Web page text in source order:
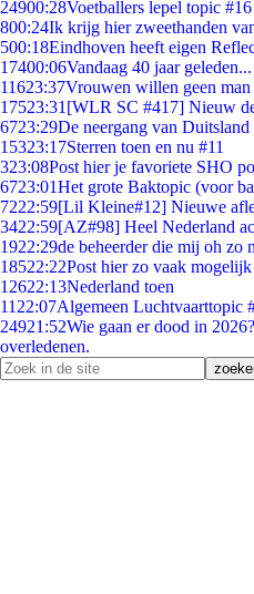
24900:28Voetballers lepel topic #16
800:24Ik krijg hier zweethanden
500:18Eindhoven heeft eigen
17400:06Vandaag 40 jaar
11623:37Vrouwen willen geen man
17523:31 [WLR SC #417] Nieuw
6723:29De neergang van
15323:17Sterren toen en nu #11
323:08Post hier je favoriete SHO
6723:01Het grote Baktopic (voor
7222:59[Lil Kleine#12] Nieuwe
3422:59[AZ#98] Heel Nederland
1922:29de beheerder die mij oh zo
18522:22Post hier zo vaak
12622:13Nederland toen
11 22:07Algemeen Luchtvaarttopic
24921:52Wie gaan er dood in
overledenen.